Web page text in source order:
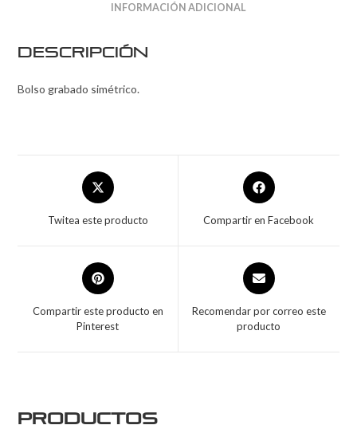
INFORMACIÓN ADICIONAL
Descripción
Bolso grabado simétrico.
Twitea este producto Compartir en Facebook
Compartir este producto en
Pinterest
Recomendar por correo este
producto
Productos